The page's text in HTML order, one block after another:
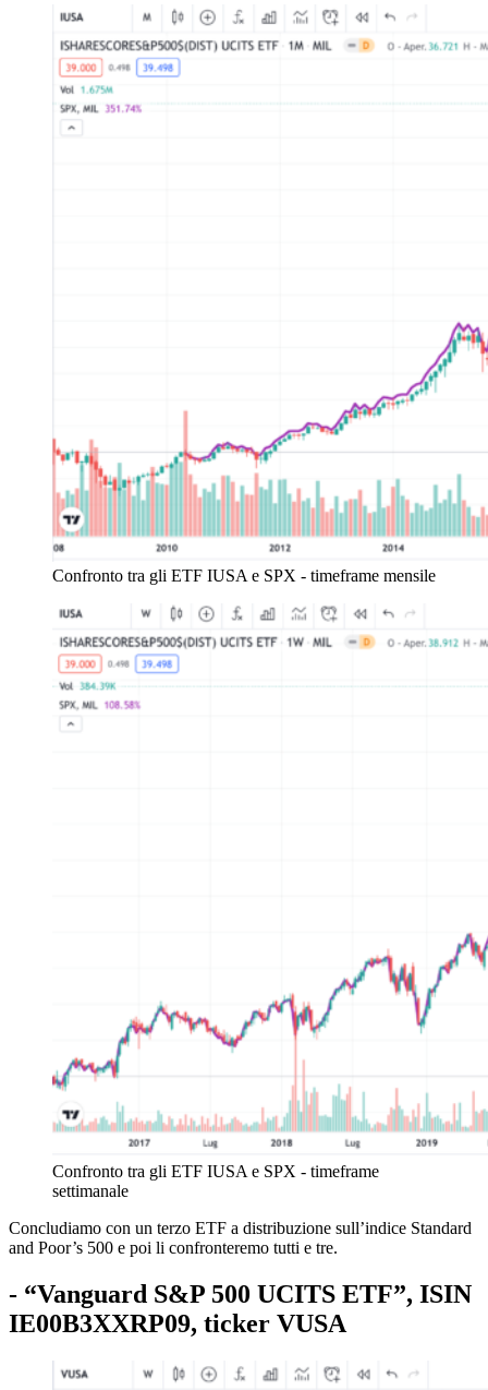
Confronto tra gli ETF IUSA e SPX - timeframe mensile
Confronto tra gli ETF IUSA e SPX - timeframe
settimanale
Concludiamo con un terzo ETF a distribuzione sull’indice Standard
and Poor’s 500 e poi li confronteremo tutti e tre.
- “Vanguard S&P 500 UCITS ETF”, ISIN
IE00B3XXRP09, ticker VUSA